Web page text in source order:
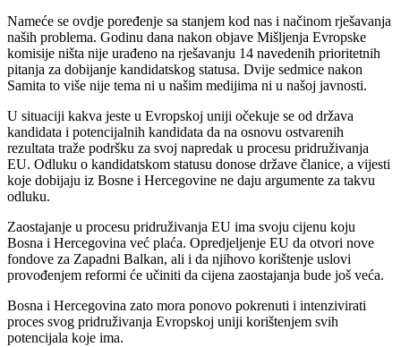
Nameće se ovdje poređenje sa stanjem kod nas i načinom rješavanja
naših problema. Godinu dana nakon objave Mišljenja Evropske
komisije ništa nije urađeno na rješavanju 14 navedenih prioritetnih
pitanja za dobijanje kandidatskog statusa. Dvije sedmice nakon
Samita to više nije tema ni u našim medijima ni u našoj javnosti.
U situaciji kakva jeste u Evropskoj uniji očekuje se od država
kandidata i potencijalnih kandidata da na osnovu ostvarenih
rezultata traže podršku za svoj napredak u procesu pridruživanja
EU. Odluku o kandidatskom statusu donose države članice, a vijesti
koje dobijaju iz Bosne i Hercegovine ne daju argumente za takvu
odluku.
Zaostajanje u procesu pridruživanja EU ima svoju cijenu koju
Bosna i Hercegovina već plaća. Opredjeljenje EU da otvori nove
fondove za Zapadni Balkan, ali i da njihovo korištenje uslovi
provođenjem reformi će učiniti da cijena zaostajanja bude još veća.
Bosna i Hercegovina zato mora ponovo pokrenuti i intenzivirati
proces svog pridruživanja Evropskoj uniji korištenjem svih
potencijala koje ima.